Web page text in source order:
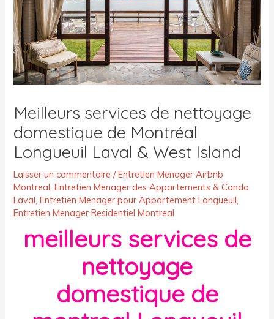
Meilleurs services de nettoyage
domestique de Montréal
Longueuil Laval & West Island
Laisser un commentaire /Entretien Menager Airbnb
Montreal,Entretien Menager des Appartements & Condo
Laval,Entretien Menager pour Appartement Longueuil,
Entretien Menager Residentiel Montreal
meilleurs services de
nettoyage
domestique de